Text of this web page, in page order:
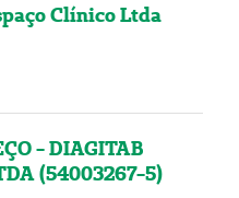
Clínico Ltda
- DIAGITAB
(54003267-5)